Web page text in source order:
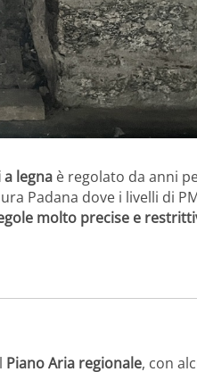
legna è regolato da anni
Padana dove i livelli di
molto precise e
Piano Aria regionale, con